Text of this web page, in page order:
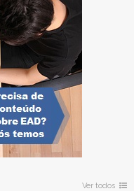
Ver todos